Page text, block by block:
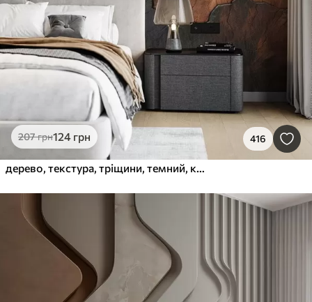
207грн124 грн 416
дерево, текстура, тріщини, темний, кора, поверхня